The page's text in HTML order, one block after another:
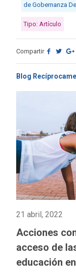
de Gobernanza
Tipo: Artículo
Compartir
Blog
21 abril, 2022
Acciones
acceso de
educación